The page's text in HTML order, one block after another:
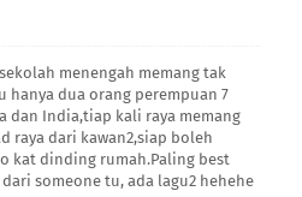
menengah memang tak
hanya dua orang perempuan 7
dan India,tiap kali raya memang
raya dari kawan2,siap boleh
kat dinding rumah.Paling best
someone tu, ada lagu2 hehehe